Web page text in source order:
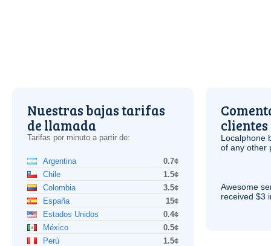
Nuestras bajas tarifas
de llamada
Tarifas por minuto a partir de:
Argentina
0.7¢
Chile
1.5¢
Colombia
3.5¢
España
15¢
Estados Unidos
0.4¢
México
0.5¢
Perú
1.5¢
clientes
Localphone
of any other
Awesome
received $3